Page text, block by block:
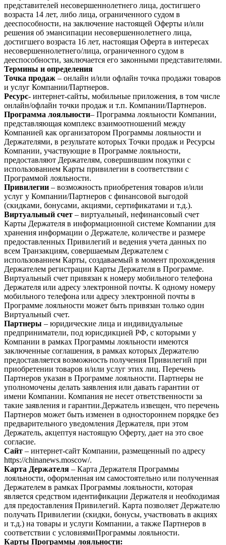
представителей несовершеннолетнего лица, достигшего
возраста 14 лет, либо лица, ограниченного судом в
дееспособности, на заключение настоящей Оферты и/или
решения об эмансипации несовершеннолетнего лица,
достигшего возраста 16 лет, настоящая Оферта в интересах
несовершеннолетнего/лица, ограниченного судом в
дееспособности, заключается его законными представителями.
Термины и определения
Точка продаж – онлайн и/или офлайн точка продажи товаров
и услуг Компании/Партнеров.
Ресурс- интернет-сайты, мобильные приложения, в том числе
онлайн/офлайн точки продаж и т.п. Компании/Партнеров.
Программа лояльности– Программа лояльности Компании,
представляющая комплекс взаимоотношений между
Компанией как организатором Программы лояльности и
Держателями, в результате которых Точки продаж и Ресурсы
Компании, участвующие в Программе лояльности,
предоставляют Держателям, совершившим покупки с
использованием Карты привилегии в соответствии с
Программой лояльности.
Привилегии – возможность приобретения товаров и/или
услуг у Компании/Партнеров с финансовой выгодой
(скидками, бонусами, акциями, сертификатами и т.д.).
Виртуальный счет – виртуальный, нефинансовый счет
Карты Держателя в информационной системе Компании для
хранения информации о Держателе, количестве и размере
предоставленных Привилегий и ведения учета данных по
всем Транзакциям, совершаемым Держателем с
использованием Карты, создаваемый в момент прохождения
Держателем регистрации Карты Держателя в Программе.
Виртуальный счет привязан к номеру мобильного телефона
Держателя или адресу электронной почты. К одному номеру
мобильного телефона или адресу электронной почты в
Программе лояльности может быть привязан только один
Виртуальный счет.
Партнеры – юридические лица и индивидуальные
предприниматели, под юрисдикцией РФ, с которыми у
Компании в рамках Программы лояльности имеются
заключенные соглашения, в рамках которых Держателю
предоставляется возможность получения Привилегий при
приобретении товаров и/или услуг этих лиц. Перечень
Партнеров указан в Программе лояльности. Партнеры не
уполномочены делать заявления или давать гарантии от
имени Компании. Компания не несет ответственности за
такие заявления и гарантии.Держатель извещен, что перечень
Партнеров может быть изменен в одностороннем порядке без
предварительного уведомления Держателя, при этом
Держатель, акцептуя настоящую Оферту, дает на это свое
согласие.
Сайт – интернет-сайт Компании, размещенный по адресу
https://chinanews.moscow/.
Карта Держателя – Карта Держателя Программы
лояльности, оформленная им самостоятельно или полученная
Держателем в рамках Программы лояльности, которая
является средством идентификации Держателя и необходимая
для предоставления Привилегий. Карта позволяет Держателю
получать Привилегии (скидки, бонусы, участвовать в акциях
и т.д.) на товары и услуги Компании, а также Партнеров в
соответствии с условиямиПрограммы лояльности.
Карты Программы лояльности: